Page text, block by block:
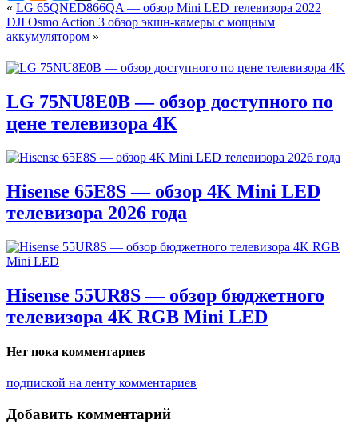
« LG 65QNED866QA — обзор Mini LED телевизора 2022
DJI Osmo Action 3 обзор экшн-камеры с мощным
аккумулятором »
LG 75NU8E0B — обзор доступного по
цене телевизора 4K
Hisense 65E8S — обзор 4K Mini LED
телевизора 2026 года
Hisense 55UR8S — обзор бюджетного
телевизора 4K RGB Mini LED
Нет пока комментариев
подпиской на ленту комментариев
Добавить комментарий